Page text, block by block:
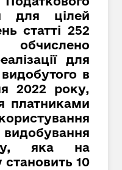
для цілей
статті 252
обчислено
для
в
2022 року,
платниками
яка на
10